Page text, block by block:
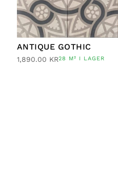
ANTIQUE GOTHIC
1,890.00 KR28 M² I LAGER